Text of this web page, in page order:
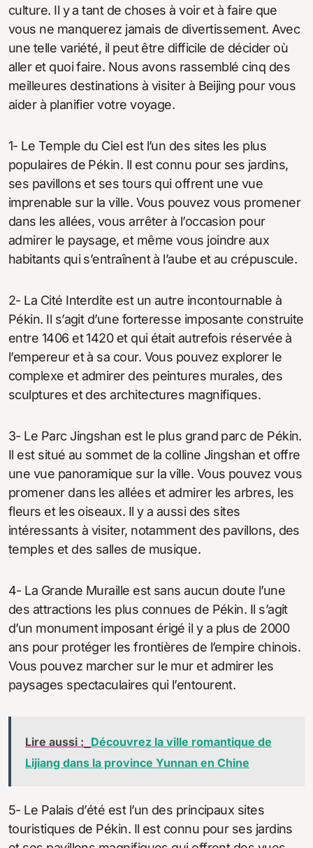
culture. Il y a tant de choses à voir et à faire que
vous ne manquerez jamais de divertissement. Avec
une telle variété, il peut être difficile de décider où
aller et quoi faire. Nous avons rassemblé cinq des
meilleures destinations à visiter à Beijing pour vous
aider à planifier votre voyage.
1- Le Temple du Ciel est l’un des sites les plus
populaires de Pékin. Il est connu pour ses jardins,
ses pavillons et ses tours qui offrent une vue
imprenable sur la ville. Vous pouvez vous promener
dans les allées, vous arrêter à l’occasion pour
admirer le paysage, et même vous joindre aux
habitants qui s’entraînent à l’aube et au crépuscule.
2- La Cité Interdite est un autre incontournable à
Pékin. Il s’agit d’une forteresse imposante construite
entre 1406 et 1420 et qui était autrefois réservée à
l’empereur et à sa cour. Vous pouvez explorer le
complexe et admirer des peintures murales, des
sculptures et des architectures magnifiques.
3- Le Parc Jingshan est le plus grand parc de Pékin.
Il est situé au sommet de la colline Jingshan et offre
une vue panoramique sur la ville. Vous pouvez vous
promener dans les allées et admirer les arbres, les
fleurs et les oiseaux. Il y a aussi des sites
intéressants à visiter, notamment des pavillons, des
temples et des salles de musique.
4- La Grande Muraille est sans aucun doute l’une
des attractions les plus connues de Pékin. Il s’agit
d’un monument imposant érigé il y a plus de 2000
ans pour protéger les frontières de l’empire chinois.
Vous pouvez marcher sur le mur et admirer les
paysages spectaculaires qui l’entourent.
Lire aussi : Découvrez la ville romantique de
Lijiang dans la province Yunnan en Chine
5- Le Palais d’été est l’un des principaux sites
touristiques de Pékin. Il est connu pour ses jardins